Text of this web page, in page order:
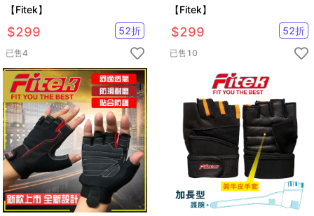
【Fitek】
$299 52折
已售4
【Fitek】
$299 52折
已售 10